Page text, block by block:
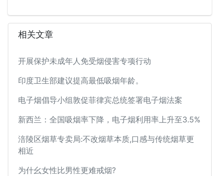
相关文章
开展保护未成年人免受烟侵害专项行动
印度卫生部建议提高最低吸烟年龄。
电子烟倡导小组敦促菲律宾总统签署电子烟法案
新西兰：全国吸烟率下降，电子烟利用率上升至3.5%
涪陵区烟草专卖局:不改烟草本质,口感与传统烟草更
相近
为什幺女性比男性更难戒烟?